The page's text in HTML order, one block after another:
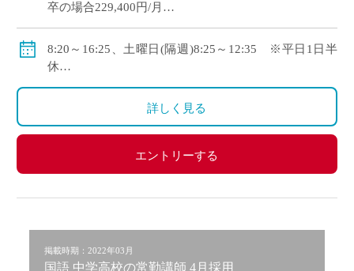
卒の場合229,400円/月
◇手当：各種有
◇賞与：有
8:20～16:25、土曜日(隔週)8:25～12:35 ※平日1日半
休
・休日：平日1日半休、土曜日(隔週)、日・祝日、その
・イベント等で休日出勤した場合は代休取得で対応
詳しく見る
エントリーする
掲載時期：2022年03月
国語 中学高校の常勤講師 4月採用